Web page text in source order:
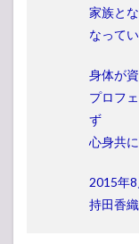
家族と
なって
身体が
プロフ
ず
心身共
2015年
持田香織